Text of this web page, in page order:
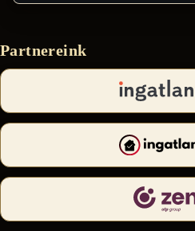
Partnereink